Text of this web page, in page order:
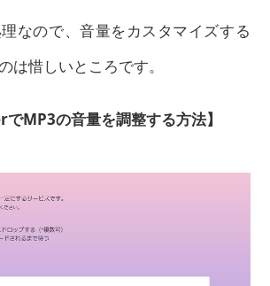
なので、音量をカスタマイズする
は惜しいところです。
でMP3の音量を調整する方法】